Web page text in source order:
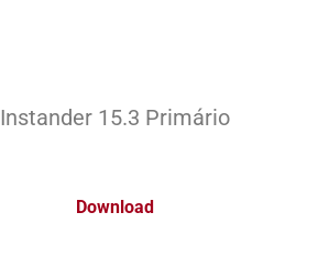
Instander 15.3 Primário
Download